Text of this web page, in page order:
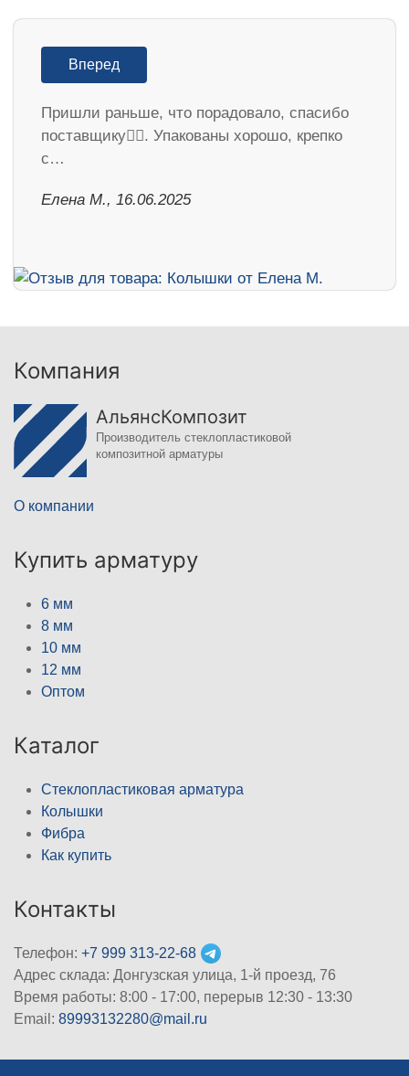
Вперед
Пришли раньше, что порадовало, спасибо
поставщику👍🏻. Упакованы хорошо, крепко
с…
Елена М., 16.06.2025
Компания
АльянсКомпозит
Производитель стеклопластиковой
композитной арматуры
О компании
Купить арматуру
6 мм
8 мм
10 мм
12 мм
Оптом
Каталог
Стеклопластиковая арматура
Колышки
Фибра
Как купить
Контакты
Телефон: +7 999 313-22-68
Адрес склада: Донгузская улица, 1-й проезд, 76
Время работы: 8:00 - 17:00, перерыв 12:30 - 13:30
Email: 89993132280@mail.ru